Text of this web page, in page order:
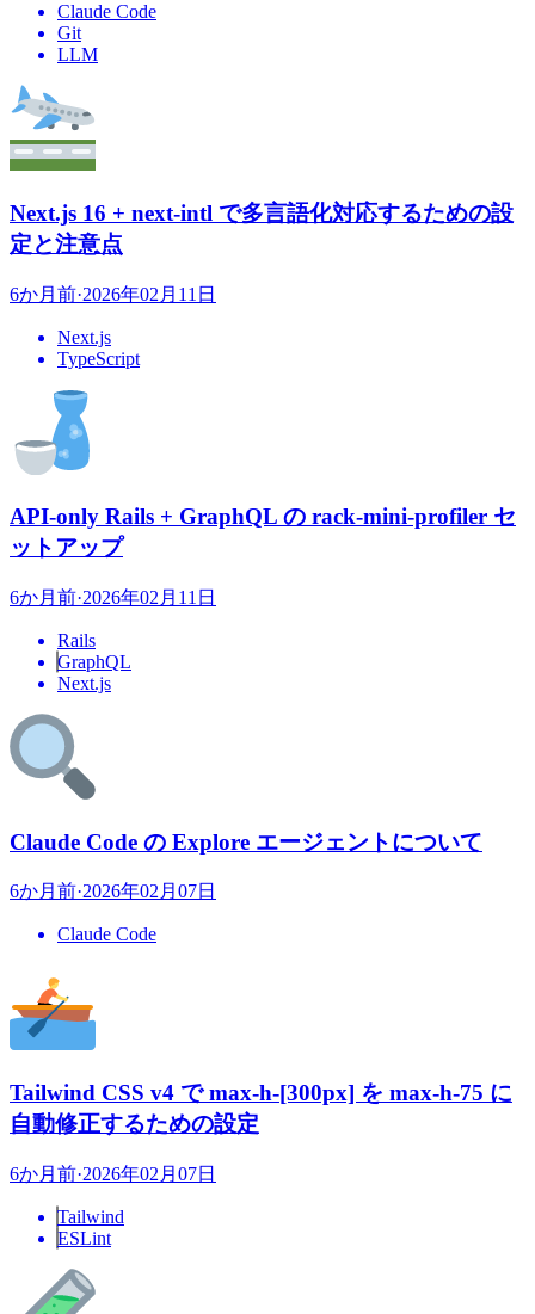
Claude Code
Git
LLM
Next.js 16 + next-intl で多言語化対応するための設
定と注意点
6か月前·2026年02月11日
Next.js
TypeScript
API-only Rails + GraphQL の rack-mini-profiler セ
ットアップ
6か月前·2026年02月11日
Rails
GraphQL
Next.js
Claude Code の Explore エージェントについて
6か月前·2026年02月07日
Claude Code
Tailwind CSS v4 で max-h-[300px] を max-h-75 に
自動修正するための設定
6か月前·2026年02月07日
Tailwind
ESLint